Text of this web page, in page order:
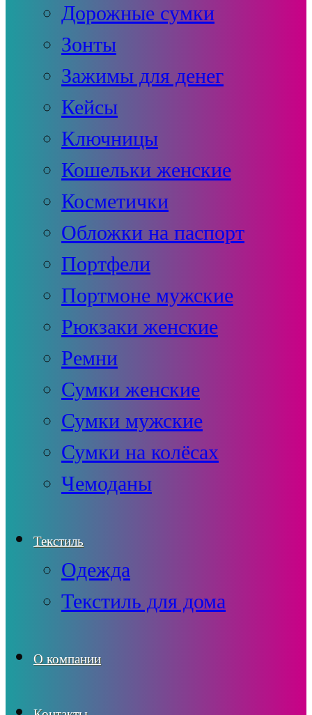
Дорожные сумки
Зонты
Зажимы для денег
Кейсы
Ключницы
Кошельки женские
Косметички
Обложки на паспорт
Портфели
Портмоне мужские
Рюкзаки женские
Ремни
Сумки женские
Сумки мужские
Сумки на колёсах
Чемоданы
Текстиль
Одежда
Текстиль для дома
О компании